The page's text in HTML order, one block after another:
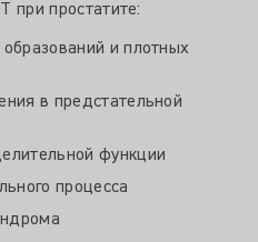
при простатите:
и плотных
в предстательной
функции
процесса